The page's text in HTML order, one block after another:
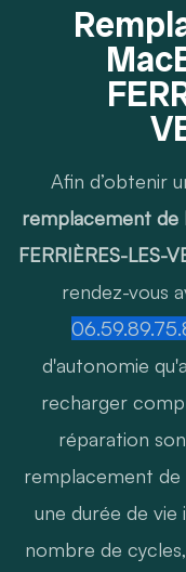
Afin d’obtenir
remplacement de
FERRIÈRES-LES-
rendez-vous
d'autonomie
recharger
réparation
remplacement de
une durée de vie
nombre de